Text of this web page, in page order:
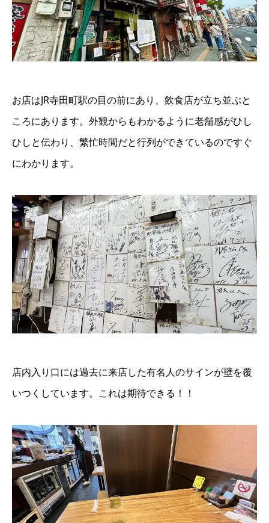
お店はJR寺田町駅の目の前にあり、飲食店が立ち並ぶと
ころにあります。外観からもわかるように老舗感がひし
ひしと伝わり、繁忙時間だと行列ができているのですぐ
にわかります。
店内入り口には過去に来店した有名人のサインが壁を覆
いつくしています。これは期待できる！！